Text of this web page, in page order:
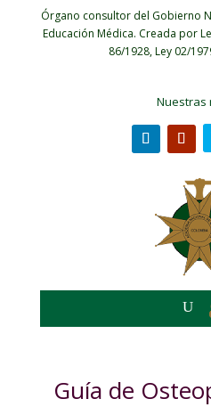
Órgano consultor del Gobierno
Educación Médica. Creada por
86/1928, Ley 02/
Nuestras
Guía de